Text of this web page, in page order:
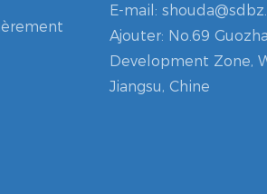
E-mail:
Ajouter: No.69
Development Zone,
Jiangsu, Chine